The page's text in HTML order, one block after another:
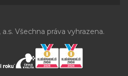
Všechna práva vyhrazena.